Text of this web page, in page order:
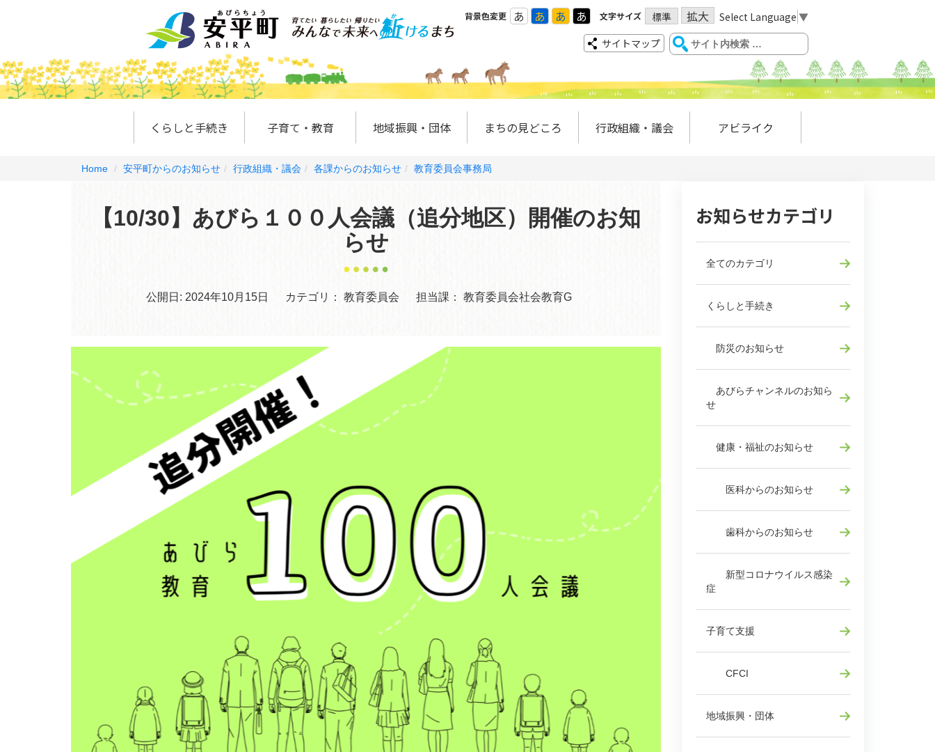
背景色変更 あ あ あ あ 文字サイズ 標準 拡大 Select Language ▼
サイトマップ
くらしと手続き 子育て・教育 地域振興・団体 まちの見どころ 行政組織・議会 アビライク
Home 安平町からのお知らせ 行政組織・議会 各課からのお知らせ 教育委員会事務局
【10/30】あびら１００人会議（追分地区）開催のお知
らせ
公開日: 2024年10月15日 カテゴリ： 教育委員会 担当課： 教育委員会社会教育G
お知らせカテゴリ
全てのカテゴリ
くらしと手続き
防災のお知らせ
あびらチャンネルのお知ら
せ
健康・福祉のお知らせ
医科からのお知らせ
歯科からのお知らせ
新型コロナウイルス感染
症
子育て支援
CFCI
地域振興・団体